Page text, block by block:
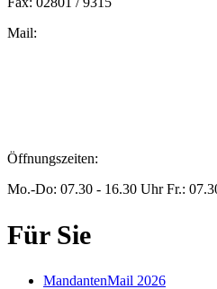
Mail:
Öffnungszeiten:
Mo.-Do: 07.30 - 16.30 Uhr Fr.:
Für Sie
MandantenMail 2026